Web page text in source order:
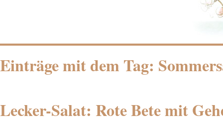
Einträge mit dem Tag:
Lecker-Salat: Rote Bete mit